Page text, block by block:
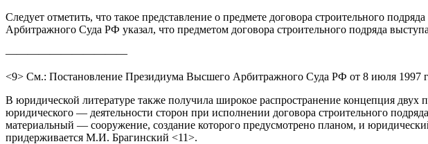
Следует отметить, что такое представление о предмете договора строительного
Арбитражного Суда РФ указал, что предметом договора строительного подряда
———————————
<9> См.: Постановление Президиума Высшего Арбитражного Суда РФ от 8 июля
В юридической литературе также получила широкое распространение концепция двух
юридического — деятельности сторон при исполнении договора строительного
материальный — сооружение, создание которого предусмотрено планом, и
придерживается М.И. Брагинский <11>.